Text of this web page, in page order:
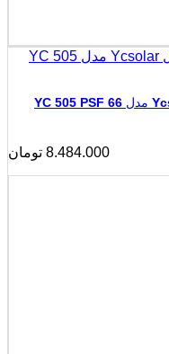
پنل خورشیدی 505 وات مونوکریستال Ycsolar مدل YC 505 PSF 66
8.484.000 تومان